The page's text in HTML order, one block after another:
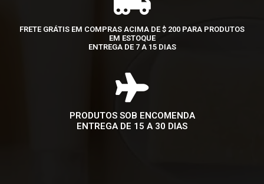
FRETE GRÁTIS EM COMPRAS ACIMA DE $ 200 PARA PRODUTOS
EM ESTOQUE
ENTREGA DE 7 A 15 DIAS
PRODUTOS SOB ENCOMENDA
ENTREGA DE 15 A 30 DIAS